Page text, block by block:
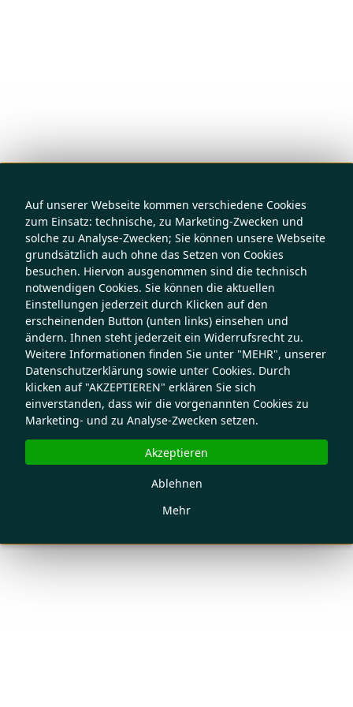
Auf unserer Webseite kommen verschiedene Cookies
zum Einsatz: technische, zu Marketing-Zwecken und
solche zu Analyse-Zwecken; Sie können unsere Webseite
grundsätzlich auch ohne das Setzen von Cookies
besuchen. Hiervon ausgenommen sind die technisch
notwendigen Cookies. Sie können die aktuellen
Einstellungen jederzeit durch Klicken auf den
erscheinenden Button (unten links) einsehen und
ändern. Ihnen steht jederzeit ein Widerrufsrecht zu.
Weitere Informationen finden Sie unter "MEHR", unserer
Datenschutzerklärung sowie unter Cookies. Durch
klicken auf "AKZEPTIEREN" erklären Sie sich
einverstanden, dass wir die vorgenannten Cookies zu
Marketing- und zu Analyse-Zwecken setzen.
Mehr
Ablehnen
Akzeptieren